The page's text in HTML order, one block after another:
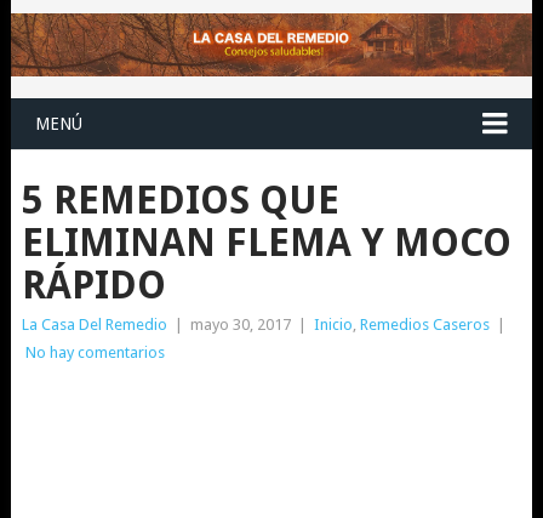
MENÚ
5 REMEDIOS QUE
ELIMINAN FLEMA Y MOCO
RÁPIDO
La Casa Del Remedio mayo 30, 2017 Inicio, Remedios Caseros
No hay comentarios